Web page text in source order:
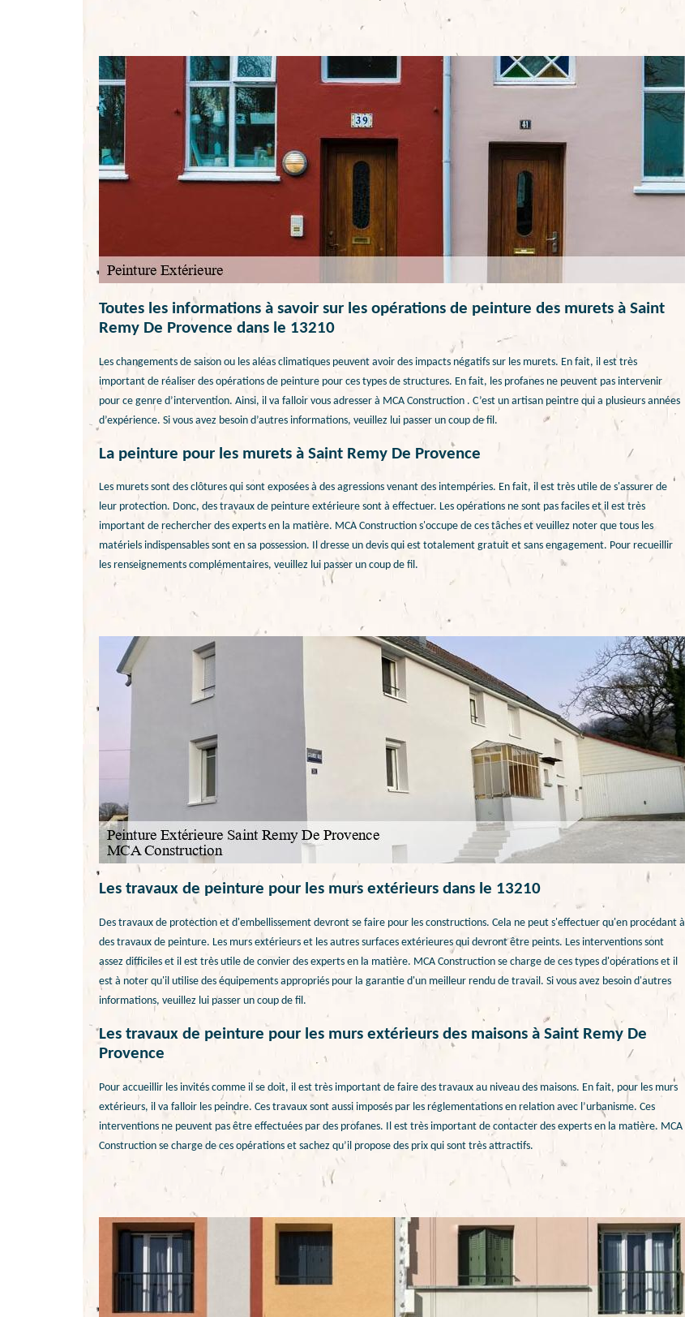
Toutes les informations à savoir sur les opérations de peinture des murets à Saint
Remy De Provence dans le 13210
Les changements de saison ou les aléas climatiques peuvent avoir des impacts négatifs sur les murets. En fait, il est très
important de réaliser des opérations de peinture pour ces types de structures. En fait, les profanes ne peuvent pas intervenir
pour ce genre d’intervention. Ainsi, il va falloir vous adresser à MCA Construction . C’est un artisan peintre qui a plusieurs années
d’expérience. Si vous avez besoin d’autres informations, veuillez lui passer un coup de fil.
La peinture pour les murets à Saint Remy De Provence
Les murets sont des clôtures qui sont exposées à des agressions venant des intempéries. En fait, il est très utile de s'assurer de
leur protection. Donc, des travaux de peinture extérieure sont à effectuer. Les opérations ne sont pas faciles et il est très
important de rechercher des experts en la matière. MCA Construction s'occupe de ces tâches et veuillez noter que tous les
matériels indispensables sont en sa possession. Il dresse un devis qui est totalement gratuit et sans engagement. Pour recueillir
les renseignements complémentaires, veuillez lui passer un coup de fil.
Les travaux de peinture pour les murs extérieurs dans le 13210
Des travaux de protection et d'embellissement devront se faire pour les constructions. Cela ne peut s'effectuer qu'en procédant à
des travaux de peinture. Les murs extérieurs et les autres surfaces extérieures qui devront être peints. Les interventions sont
assez difficiles et il est très utile de convier des experts en la matière. MCA Construction se charge de ces types d'opérations et il
est à noter qu'il utilise des équipements appropriés pour la garantie d'un meilleur rendu de travail. Si vous avez besoin d'autres
informations, veuillez lui passer un coup de fil.
Les travaux de peinture pour les murs extérieurs des maisons à Saint Remy De
Provence
Pour accueillir les invités comme il se doit, il est très important de faire des travaux au niveau des maisons. En fait, pour les murs
extérieurs, il va falloir les peindre. Ces travaux sont aussi imposés par les réglementations en relation avec l’urbanisme. Ces
interventions ne peuvent pas être effectuées par des profanes. Il est très important de contacter des experts en la matière. MCA
Construction se charge de ces opérations et sachez qu’il propose des prix qui sont très attractifs.